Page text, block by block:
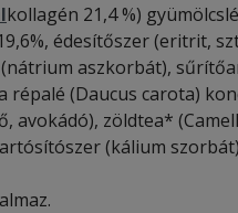
kollagén 21,4 %)
édesítőszer (eritrit,
aszkorbát),
(Daucus carota)
zöldtea*
(kálium